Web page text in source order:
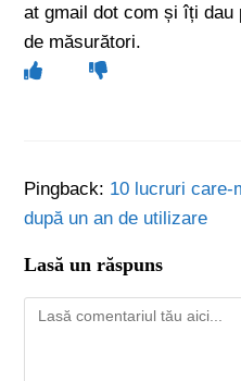
at gmail dot com și îți dau
de măsurători.
Pingback: 10 lucruri care-
după un an de utilizare
Lasă un răspuns